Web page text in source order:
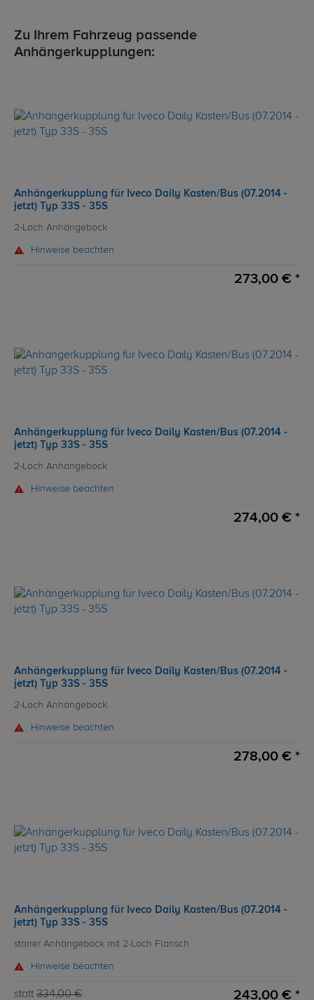
Zu Ihrem Fahrzeug passende
Anhängerkupplungen:
Anhängerkupplung für Iveco Daily Kasten/Bus (07.2014 -
jetzt) Typ 33S - 35S
2-Loch Anhängebock
Hinweise beachten
273,00 € *
Anhängerkupplung für Iveco Daily Kasten/Bus (07.2014 -
jetzt) Typ 33S - 35S
2-Loch Anhängebock
Hinweise beachten
274,00 € *
Anhängerkupplung für Iveco Daily Kasten/Bus (07.2014 -
jetzt) Typ 33S - 35S
2-Loch Anhängebock
Hinweise beachten
278,00 € *
Anhängerkupplung für Iveco Daily Kasten/Bus (07.2014 -
jetzt) Typ 33S - 35S
starrer Anhängebock mit 2-Loch Flansch
Hinweise beachten
statt 334,00 € 243,00 € *